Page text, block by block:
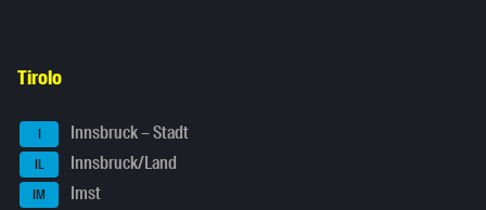
Tirolo
I Innsbruck – Stadt
IL Innsbruck/Land
IM Imst